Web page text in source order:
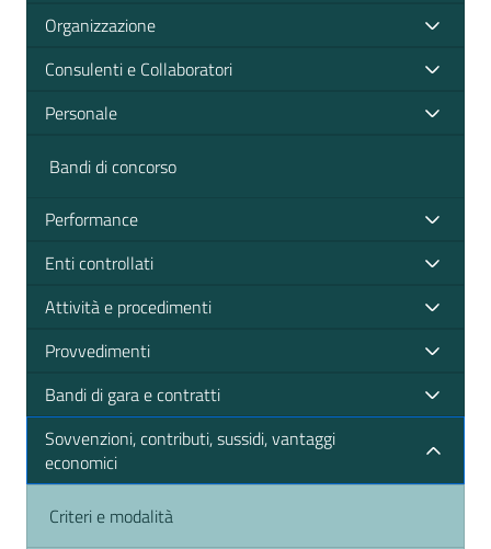
Organizzazione
Consulenti e Collaboratori
Personale
Bandi di concorso
Performance
Enti controllati
Attività e procedimenti
Provvedimenti
Bandi di gara e contratti
Sovvenzioni, contributi, sussidi, vantaggi
economici
Criteri e modalità